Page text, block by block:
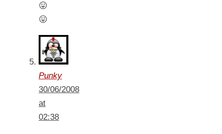
😛
😛
Punky
30/06/2008
at
02:38